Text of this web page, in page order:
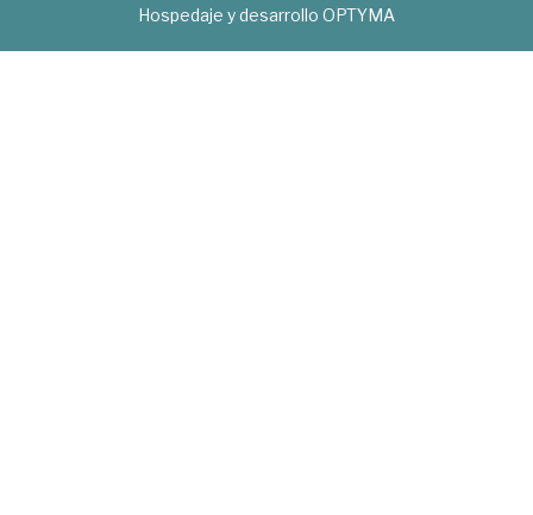
Hospedaje y desarrollo OPTYMA